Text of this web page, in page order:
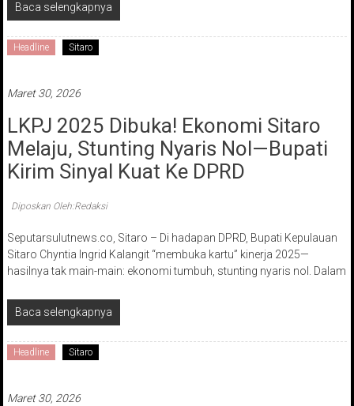
Baca selengkapnya
Headline Sitaro
Maret 30, 2026
LKPJ 2025 Dibuka! Ekonomi Sitaro
Melaju, Stunting Nyaris Nol—Bupati
Kirim Sinyal Kuat Ke DPRD
Diposkan Oleh:Redaksi
Seputarsulutnews.co, Sitaro – Di hadapan DPRD, Bupati Kepulauan
Sitaro Chyntia Ingrid Kalangit “membuka kartu” kinerja 2025—
hasilnya tak main-main: ekonomi tumbuh, stunting nyaris nol. Dalam
Baca selengkapnya
Headline Sitaro
Maret 30, 2026